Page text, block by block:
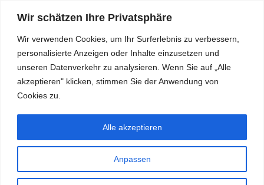
Wir schätzen Ihre Privatsphäre
Wir verwenden Cookies, um Ihr Surferlebnis zu verbessern,
personalisierte Anzeigen oder Inhalte einzusetzen und
unseren Datenverkehr zu analysieren. Wenn Sie auf „Alle
akzeptieren" klicken, stimmen Sie der Anwendung von
Cookies zu.
Anpassen
Alle akzeptieren
RDKS.EXPERT
TESTS, EXPERTEN-TIPPS RUND UM DAS THEMA RDKS UND